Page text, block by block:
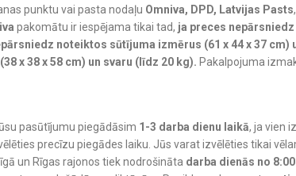
punktu vai pasta nodaļu Omniva, DPD, Latvijas Pasts
pakomātu ir iespējama tikai tad, ja preces
noteiktos sūtījuma izmērus (61 x 44 x 37 cm)
x 38 x 58 cm) un svaru (līdz 20 kg). Pakalpojuma
pasūtījumu piegādāsim 1-3 darba dienu laikā, ja vien
precīzu piegādes laiku. Jūs varat izvēlēties tikai
un Rīgas rajonos tiek nodrošināta darba dienās no